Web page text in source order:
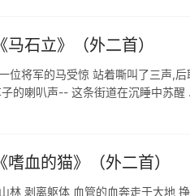
石立》（外二首）
位将军的马受惊 站着嘶叫了三声,
年 伴
血的猫》（外二首）
林 剥离躯体 血管的血奔走于大地